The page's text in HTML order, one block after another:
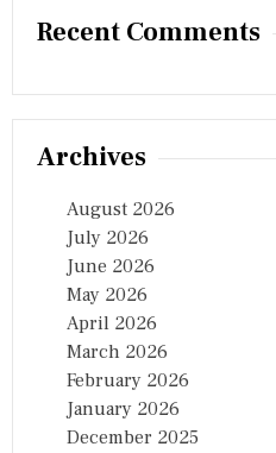
Recent Comments
Archives
August 2026
July 2026
June 2026
May 2026
April 2026
March 2026
February 2026
January 2026
December 2025